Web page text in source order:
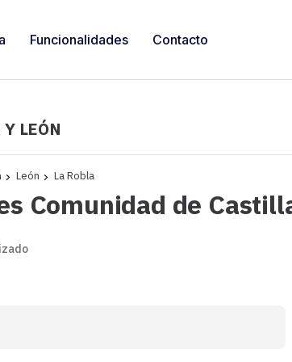
Funcionalidades Contacto
LEÓN
León La Robla
Comunidad de